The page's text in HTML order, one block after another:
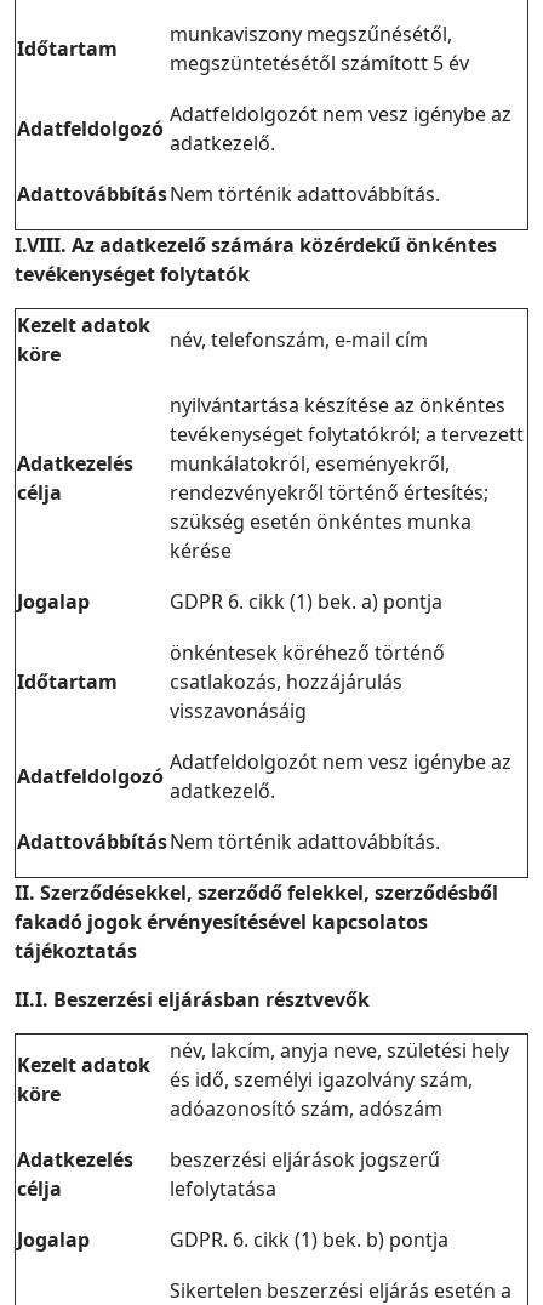
Időtartam
munkaviszony megszűnésétől,
megszüntetésétől számított 5 év
Adatfeldolgozó
Adatfeldolgozót nem vesz igénybe az
adatkezelő.
AdattovábbításNem történik adattovábbítás.
I.VIII. Az adatkezelő számára közérdekű önkéntes
tevékenységet folytatók
Kezelt adatok
köre
név, telefonszám, e-mail cím
Adatkezelés
célja
nyilvántartása készítése az önkéntes
tevékenységet folytatókról; a tervezett
munkálatokról, eseményekről,
rendezvényekről történő értesítés;
szükség esetén önkéntes munka
kérése
Jogalap
GDPR 6. cikk (1) bek. a) pontja
Időtartam
önkéntesek köréhező történő
csatlakozás, hozzájárulás
visszavonásáig
Adatfeldolgozó
Adatfeldolgozót nem vesz igénybe az
adatkezelő.
AdattovábbításNem történik adattovábbítás.
II. Szerződésekkel, szerződő felekkel, szerződésből
fakadó jogok érvényesítésével kapcsolatos
tájékoztatás
II.I. Beszerzési eljárásban résztvevők
Kezelt adatok
köre
név, lakcím, anyja neve, születési hely
és idő, személyi igazolvány szám,
adóazonosító szám, adószám
Adatkezelés
célja
beszerzési eljárások jogszerű
lefolytatása
Jogalap
GDPR. 6. cikk (1) bek. b) pontja
Sikertelen beszerzési eljárás esetén a